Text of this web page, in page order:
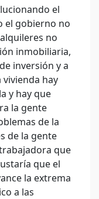
el
el gobierno no
no
inmobiliaria,
inversión y a
hay
y hay que
la gente
de la
de la gente
que
que el
la extrema
a las